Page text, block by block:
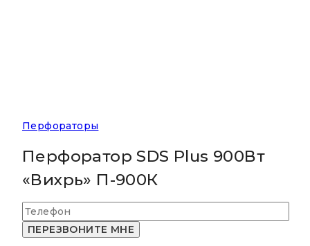
Перфораторы
Перфоратор SDS Plus 900Вт
«Вихрь» П-900К